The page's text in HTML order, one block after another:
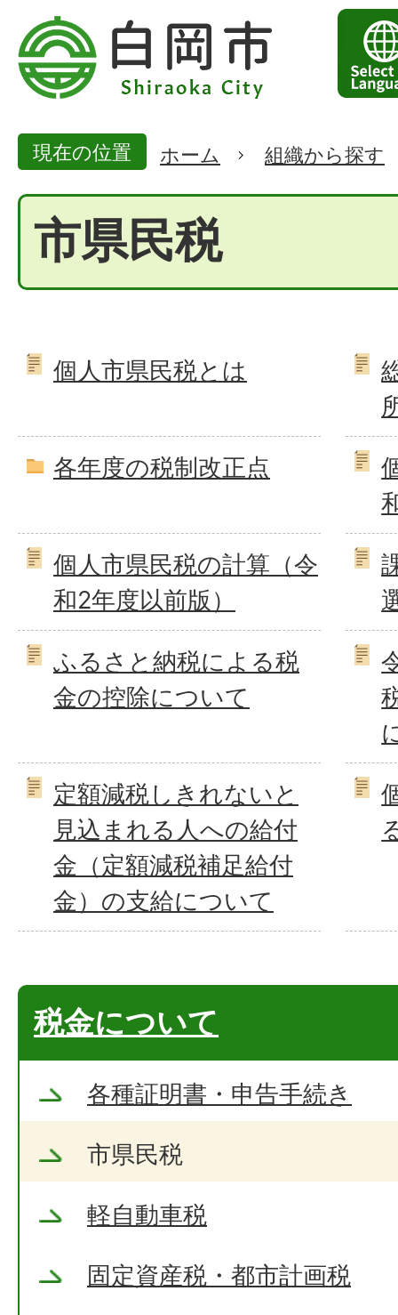
現在の位置 ホーム 組織から探す
市県民税
個人市県民税とは
各年度の税制改正点
個人市県民税の計算（令
和2年度以前版）
ふるさと納税による税
金の控除について
定額減税しきれないと
見込まれる人への給付
金（定額減税補足給付
金）の支給について
税金について
各種証明書・申告手続き
市県民税
軽自動車税
固定資産税・都市計画税